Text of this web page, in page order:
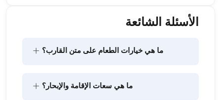
الأسئلة الشائعة
ما هي خيارات الطعام على متن القارب؟ +
ما هي سعات الإقامة والإبحار؟ +